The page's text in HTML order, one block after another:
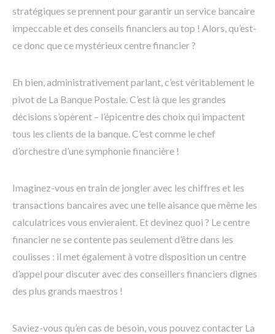
stratégiques se prennent pour garantir un service bancaire
impeccable et des conseils financiers au top ! Alors, qu’est-
ce donc que ce mystérieux centre financier ?
Eh bien, administrativement parlant, c’est véritablement le
pivot de La Banque Postale. C’est là que les grandes
décisions s’opèrent – l’épicentre des choix qui impactent
tous les clients de la banque. C’est comme le chef
d’orchestre d’une symphonie financière !
Imaginez-vous en train de jongler avec les chiffres et les
transactions bancaires avec une telle aisance que même les
calculatrices vous envieraient. Et devinez quoi ? Le centre
financier ne se contente pas seulement d’être dans les
coulisses : il met également à votre disposition un centre
d’appel pour discuter avec des conseillers financiers dignes
des plus grands maestros !
Saviez-vous qu’en cas de besoin, vous pouvez contacter La